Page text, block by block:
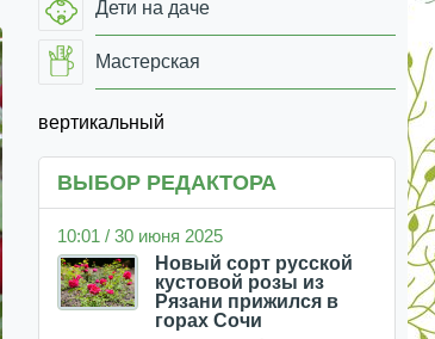
Дети на даче
Мастерская
вертикальный
ВЫБОР РЕДАКТОРА
10:01 / 30 июня 2025
Новый сорт русской
кустовой розы из
Рязани прижился в
горах Сочи